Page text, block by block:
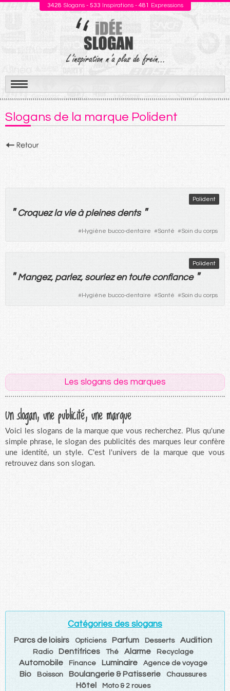
3428 Slogans - 533 Inspirations - 481 Expressions
Aller
au
contenu
Slogans de la marque Polident
Polident
" Croquez la vie à pleines dents "
#Hygiène bucco-dentaire #Santé #Soin du corps
Polident
" Mangez, parlez, souriez en toute confiance "
#Hygiène bucco-dentaire #Santé #Soin du corps
Les slogans des marques
Un slogan, une publicité, une marque
Voici les slogans de la marque que vous recherchez. Plus qu'une
simple phrase, le slogan des publicités des marques leur confère
une identité, un style. C'est l'univers de la marque que vous
retrouvez dans son slogan.
Catégories des slogans
Parcs de loisirs Opticiens Parfum Desserts Audition
Radio Dentifrices Thé Alarme Recyclage
Automobile Finance Luminaire Agence de voyage
Bio Boisson Boulangerie & Patisserie Chaussures
Hôtel Moto & 2 roues